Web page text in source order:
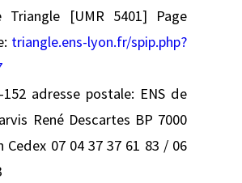
Triangle [UMR 5401] Page
triangle.ens-lyon.fr/spip.php?
152 adresse postale: ENS de
René Descartes BP 7000
Cedex 07 04 37 37 61 83 / 06